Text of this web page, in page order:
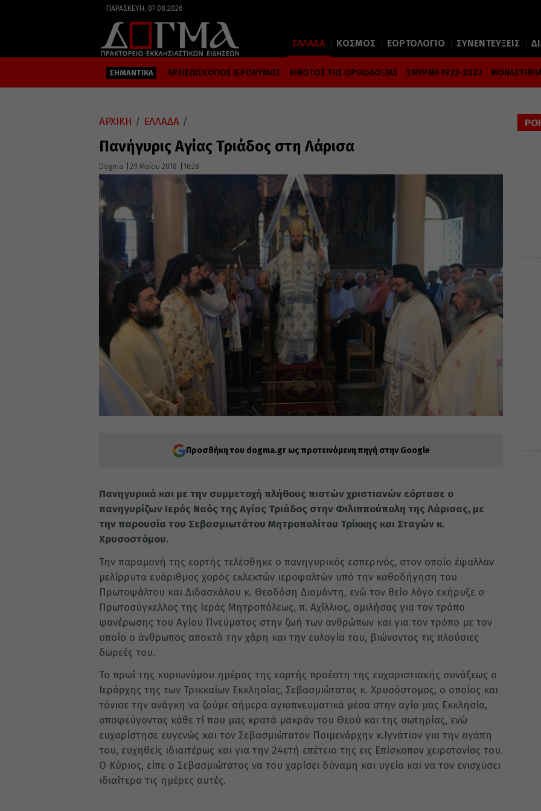
ΠΑΡΑΣΚΕΥΉ, 07.08.2026
ΕΛΛΑΔΑ ΚΟΣΜΟΣ ΕΟΡΤΟΛΟΓΙΟ ΣΥΝΕΝΤΕΥΞΕΙΣ
ΣΗΜΑΝΤΙΚΑ ΑΡΧΙΕΠΙΣΚΟΠΟΣ ΙΕΡΩΝΥΜΟΣ ΚΙΒΩΤΟΣ ΤΗΣ ΟΡΘΟΔΟΞΙΑΣ ΣΜΥΡΝΗ 1922-2022
ΑΡΧΙΚΗ / ΕΛΛΑΔΑ /
Πανήγυρις Αγίας Τριάδος στη Λάρισα
Dogma 29 Μαΐου 2018 16:28
Προσθήκη του dogma.gr ως προτεινόμενη πηγή στην Google
Πανηγυρικά και με την συμμετοχή πλήθους πιστών χριστιανών εόρτασε ο
πανηγυρίζων Ιερός Ναός της Αγίας Τριάδος στην Φιλιππούπολη της Λάρισας, με
την παρουσία του Σεβασμιωτάτου Μητροπολίτου Τρίκκης και Σταγών κ.
Χρυσοστόμου.
Την παραμονή της εορτής τελέσθηκε ο πανηγυρικός εσπερινός, στον οποίο έψαλλαν
μελίρρυτα ευάριθμος χορός εκλεκτών ιεροψαλτών υπό την καθοδήγηση του
Πρωτοψάλτου και Διδασκάλου κ. Θεοδόση Διαμάντη, ενώ τον θείο λόγο εκήρυξε ο
Πρωτοσύγκελλος της Ιεράς Μητροπόλεως, π. Αχίλλιος, ομιλήσας για τον τρόπο
φανέρωσης του Αγίου Πνεύματος στην ζωή των ανθρώπων και για τον τρόπο με τον
οποίο ο άνθρωπος αποκτά την χάρη και την ευλογία του, βιώνοντας τις πλούσιες
δωρεές του.
Το πρωί της κυριωνύμου ημέρας της εορτής προέστη της ευχαριστιακής συνάξεως ο
Ιεράρχης της των Τρικκαίων Εκκλησίας, Σεβασμιώτατος κ. Χρυσόστομος, ο οποίος και
τόνισε την ανάγκη να ζούμε σήμερα αγιοπνευματικά μέσα στην αγία μας Εκκλησία,
αποφεύγοντας κάθε τί που μας κρατά μακράν του Θεού και της σωτηρίας, ενώ
ευχαρίστησε ευγενώς και τον Σεβασμιώτατον Ποιμενάρχην κ.Ιγνάτιον για την αγάπη
του, ευχηθείς ιδιαιτέρως και για την 24ετή επέτειο της εις Επίσκοπον χειροτονίας του.
Ο Κύριος, είπε ο Σεβασμιώτατος να του χαρίσει δύναμη και υγεία και να τον ενισχύσει
ιδιαίτερα τις ημέρες αυτές.